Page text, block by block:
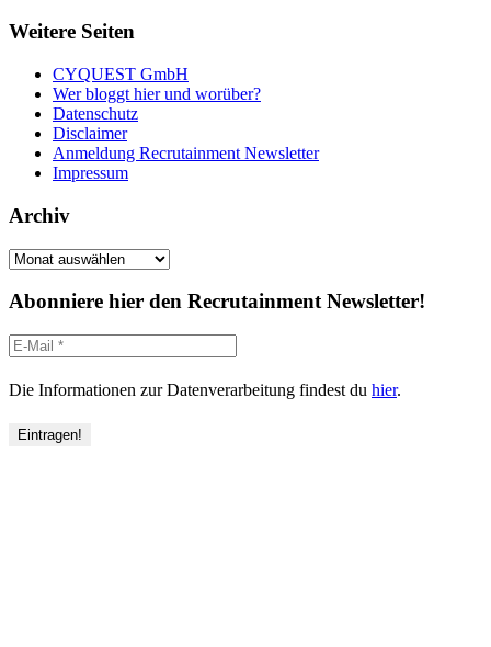
Weitere Seiten
CYQUEST GmbH
Wer bloggt hier und worüber?
Datenschutz
Disclaimer
Anmeldung Recrutainment Newsletter
Impressum
Archiv
Archiv
Abonniere hier den Recrutainment Newsletter!
Die Informationen zur Datenverarbeitung findest du hier.